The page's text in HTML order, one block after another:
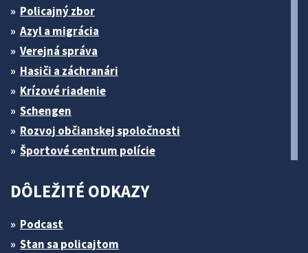
Policajný zbor
Azyl a migrácia
Verejná správa
Hasiči a záchranári
Krízové riadenie
Schengen
Rozvoj občianskej spoločnosti
Športové centrum polície
DÔLEŽITÉ ODKAZY
Podcast
Stan sa policajtom